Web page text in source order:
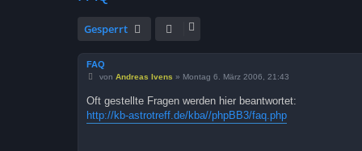
Gesperrt
FAQ
B
i
t
r
a
von Andreas Ivens » Montag 6. März 2006, 21:43
Oft gestellte Fragen werden hier beantwortet:
http://kb-astrotreff.de/kba//phpBB3/faq.php